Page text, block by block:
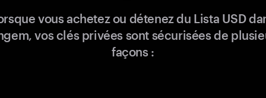
vous achetez ou détenez du Lista USD
vos clés privées sont sécurisées de
façons :